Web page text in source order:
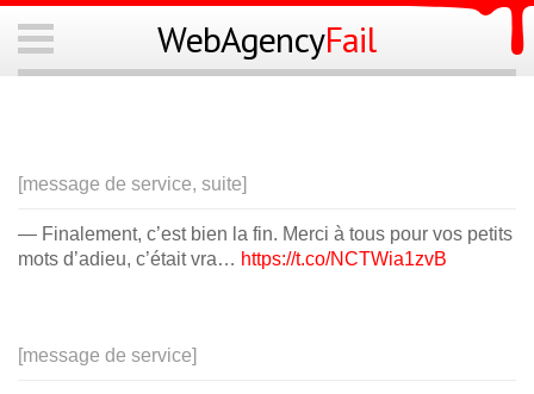
Navigation WebAgencyFail
PROPOSER UN FAIL
RSS
[message de service, suite]
— Finalement, c’est bien la fin. Merci à tous pour vos petits
mots d’adieu, c’était vra… https://t.co/NCTWia1zvB
[message de service]